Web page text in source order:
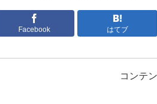
Facebook はてブ
コンテ